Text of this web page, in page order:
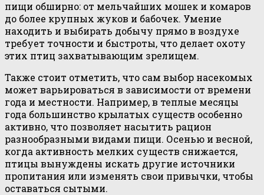
пищи обширно: от мельчайших мошек и комаров
до более крупных жуков и бабочек. Умение
находить и выбирать добычу прямо в воздухе
требует точности и быстроты, что делает охоту
этих птиц захватывающим зрелищем.
Также стоит отметить, что сам выбор насекомых
может варьироваться в зависимости от времени
года и местности. Например, в теплые месяцы
года большинство крылатых существ особенно
активно, что позволяет насытить рацион
разнообразными видами пищи. Осенью и весной,
когда активность мелких существ снижается,
птицы вынуждены искать другие источники
пропитания или изменять свои привычки, чтобы
оставаться сытыми.